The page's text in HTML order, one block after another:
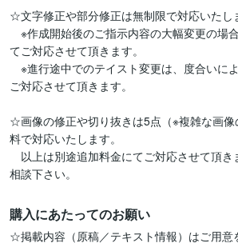
☆文字修正や部分修正は無制限で対応いたし
※作成開始後のご指示内容の大幅変更の場
てご対応させて頂きます。
※進行途中でのテイスト変更は、度合いに
ご対応させて頂きます。
☆画像の修正や切り抜きは5点（※複雑な画
料で対応いたします。
以上は別途追加料金にてご対応させて頂き
相談下さい。
購入にあたってのお願い
☆掲載内容（原稿／テキスト情報）はご用意